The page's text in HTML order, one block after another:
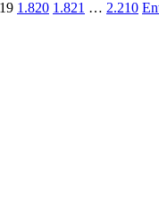
1.820 1.821 … 2.210